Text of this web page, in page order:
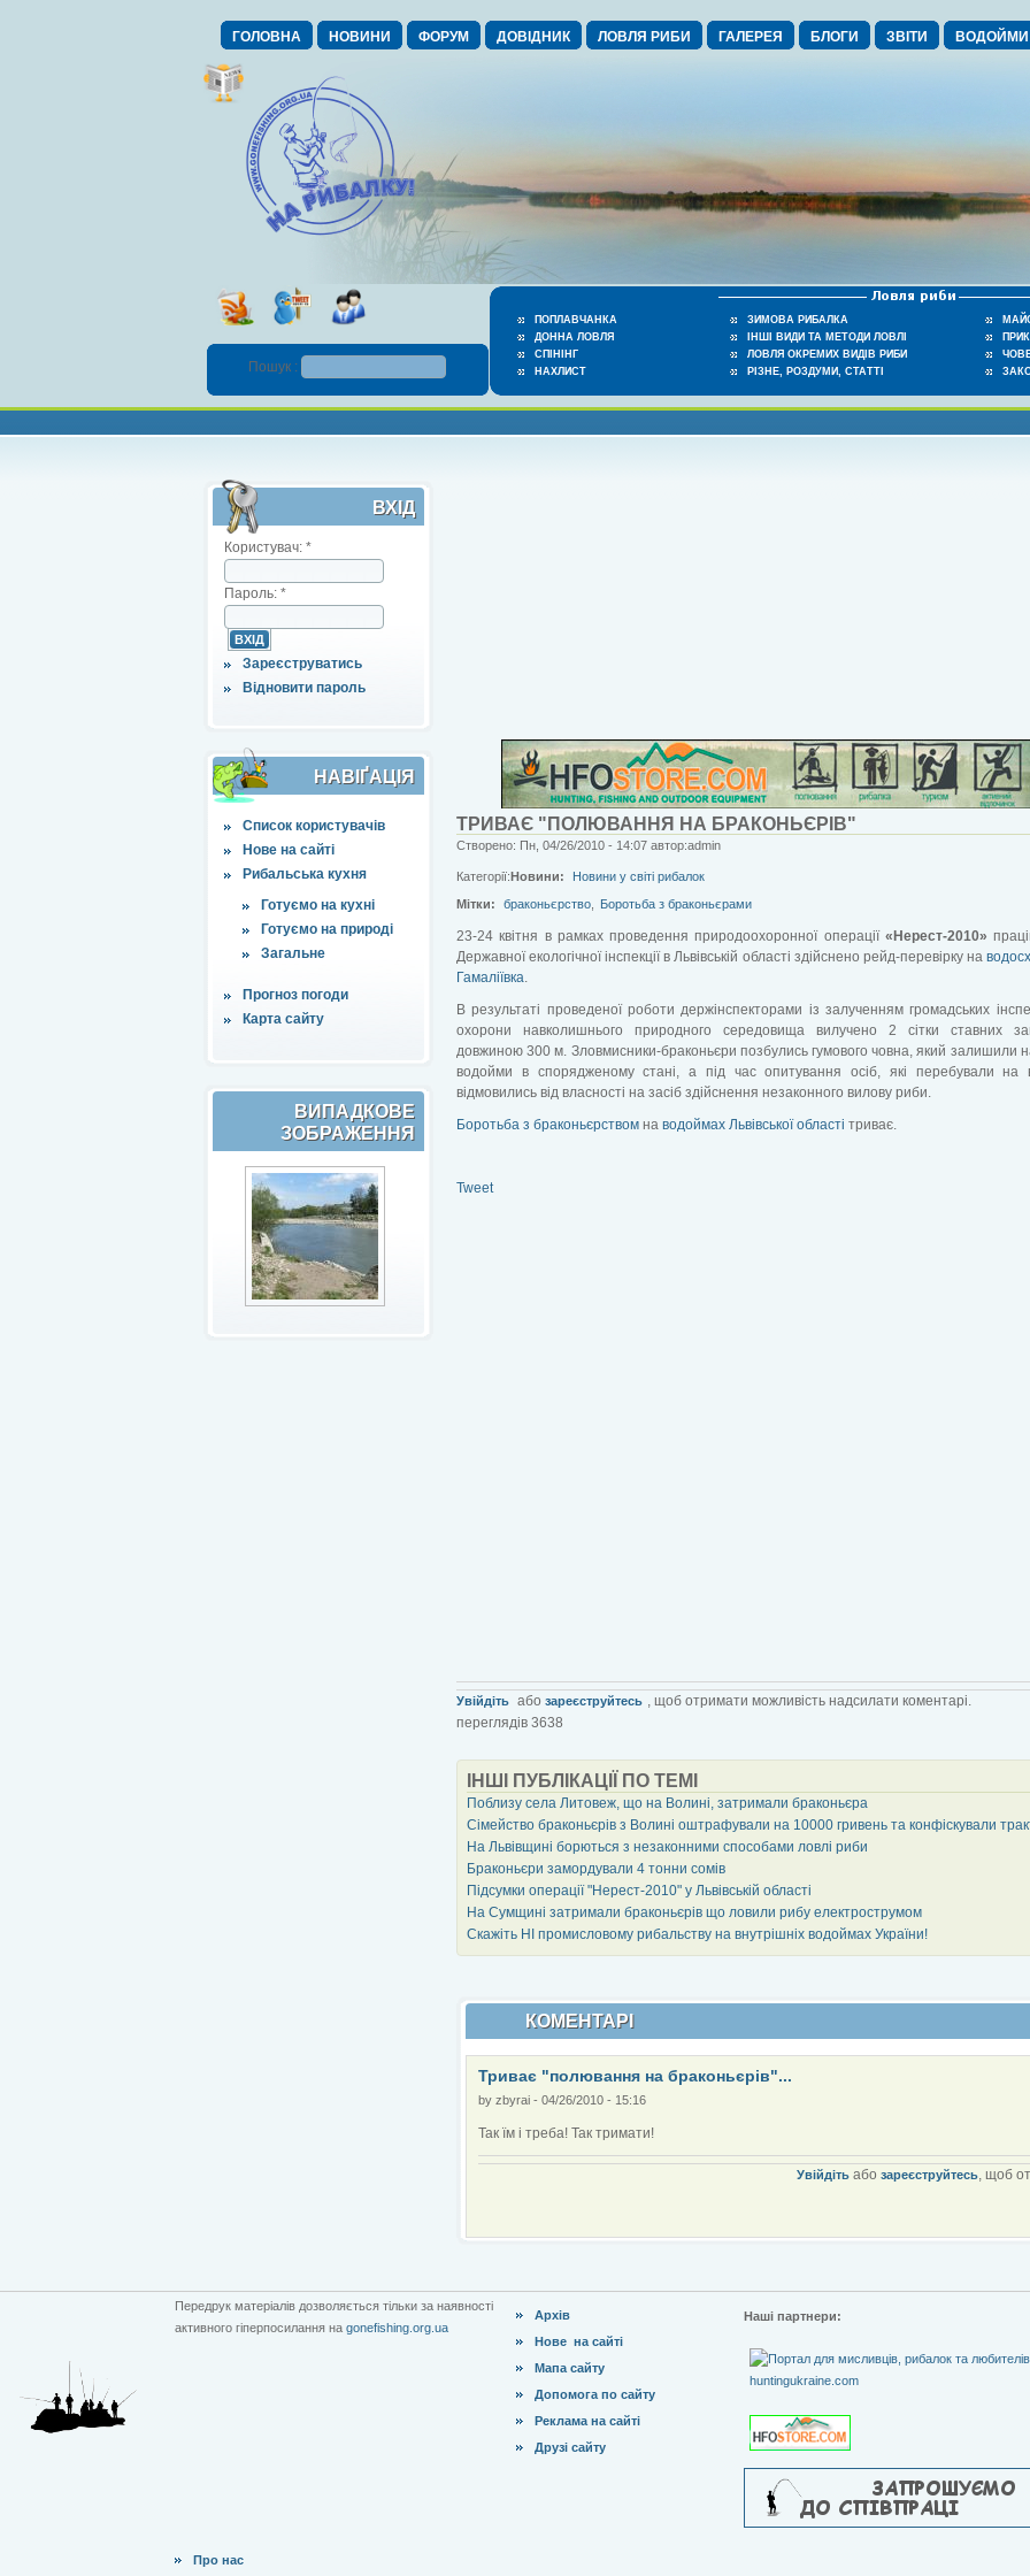
ГОЛОВНА НОВИНИ ФОРУМ ДОВІДНИК ЛОВЛЯ РИБИ ГАЛЕРЕЯ БЛОГИ ЗВІТИ ВОДОЙМИ
ПОПЛАВЧАНКА
ДОННА ЛОВЛЯ
СПІНІНГ
НАХЛИСТ
ЗИМОВА РИБАЛКА
ІНШІ ВИДИ ТА МЕТОДИ ЛОВЛІ
ЛОВЛЯ ОКРЕМИХ ВИДІВ РИБИ
РІЗНЕ, РОЗДУМИ, СТАТТІ
Пошук :
ВХІД
Користувач: *
Пароль: *
Зареєструватись
Відновити пароль
НАВІҐАЦІЯ
Список користувачів
Нове на сайті
Рибальська кухня
Готуємо на кухні
Готуємо на природі
Загальне
Прогноз погоди
Карта сайту
ВИПАДКОВЕ
ЗОБРАЖЕННЯ
ТРИВАЄ "ПОЛЮВАННЯ НА БРАКОНЬЄРІВ"
Створено: Пн, 04/26/2010 - 14:07 автор:admin
Категорії:Новини:
Новини у світі рибалок
Мітки:
браконьєрство Боротьба з браконьєрами
23-24 квітня в рамках проведення природоохоронної операції «Нерест-2010»
Державної екологічної інспекції в Львівській області здійснено рейд-перевірку на
Гамаліївка.
В результаті проведеної роботи держінспекторами із залученням громадських
охорони навколишнього природного середовища вилучено 2 сітки ставних
довжиною 300 м. Зловмисники-браконьєри позбулись гумового човна, який залишили
водойми в спорядженому стані, а під час опитування осіб, які перебували на
відмовились від власності на засіб здійснення незаконного вилову риби.
Боротьба з браконьєрством на водоймах Львівської області триває.
Tweet
Увійдіть або зареєструйтесь , щоб отримати можливість надсилати коментарі.
переглядів 3638
ІНШІ ПУБЛІКАЦІЇ ПО ТЕМІ
Поблизу села Литовеж, що на Волині, затримали браконьєра
Сімейство браконьєрів з Волині оштрафували на 10000 гривень та конфіскували
На Львівщині борються з незаконними способами ловлі риби
Браконьєри замордували 4 тонни сомів
Підсумки операції "Нерест-2010" у Львівській області
На Сумщині затримали браконьєрів що ловили рибу електрострумом
Скажіть НІ промисловому рибальству на внутрішніх водоймах України!
КОМЕНТАРІ
Триває "полювання на браконьєрів"...
by zbyrai - 04/26/2010 - 15:16
Так їм і треба! Так тримати!
Увійдіть або зареєструйтесь, щоб
Передрук матеріалів дозволяється тільки за наявності
активного гіперпосилання на gonefishing.org.ua
Архів
Нове на сайті
Мапа сайту
Допомога по сайту
Реклама на сайті
Друзі сайту
Наші партнери:
Про нас